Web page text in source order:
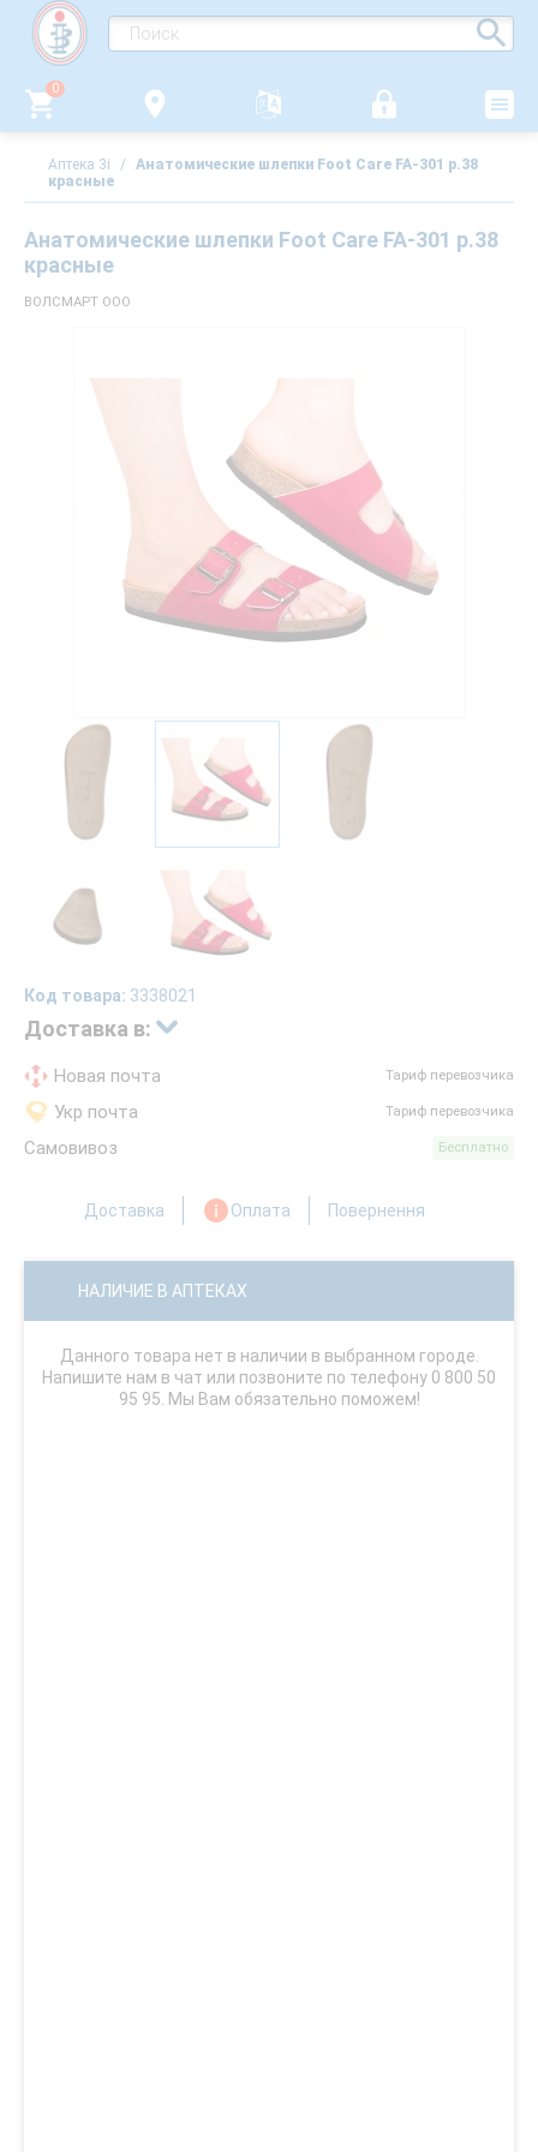
0
Аптека 3i / Анатомические шлепки Foot Care FA-301 р.38
красные
Анатомические шлепки Foot Care FA-301 р.38
красные
ВОЛСМАРТ ООО
Код товара: 3338021
Доставка в:
Новая почта Тариф перевозчика
Укр почта Тариф перевозчика
Самовивоз Бесплатно
Доставка Оплата Повернення
НАЛИЧИЕ В АПТЕКАХ
Данного товара нет в наличии в выбранном городе.
Напишите нам в чат или позвоните по телефону 0 800 50
95 95. Мы Вам обязательно поможем!